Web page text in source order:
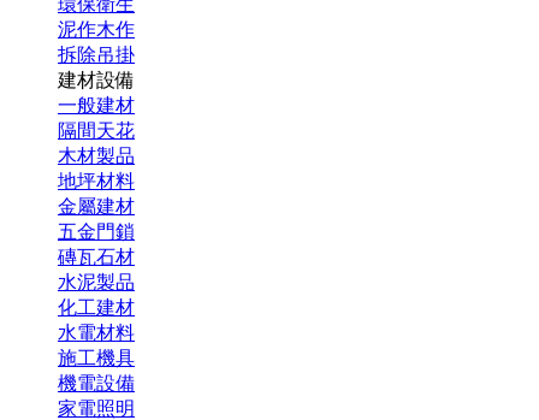
環保衛生
泥作木作
拆除吊掛
建材設備
一般建材
隔間天花
木材製品
地坪材料
金屬建材
五金門鎖
磚瓦石材
水泥製品
化工建材
水電材料
施工機具
機電設備
家電照明